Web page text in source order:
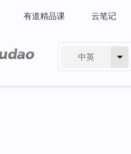
有道精品课 云笔记
中英